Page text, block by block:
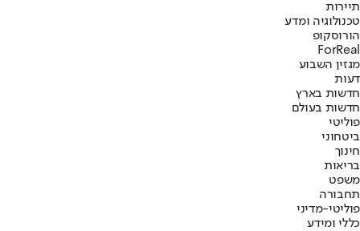
תיירות
טכנולוגיה ומדע
הורוסקופ
ForReal
מגזין השבוע
דעות
חדשות בארץ
חדשות בעולם
פוליטי
ביטחוני
חינוך
בריאות
משפט
תחבורה
פוליטי-מדיני
כללי ומידע